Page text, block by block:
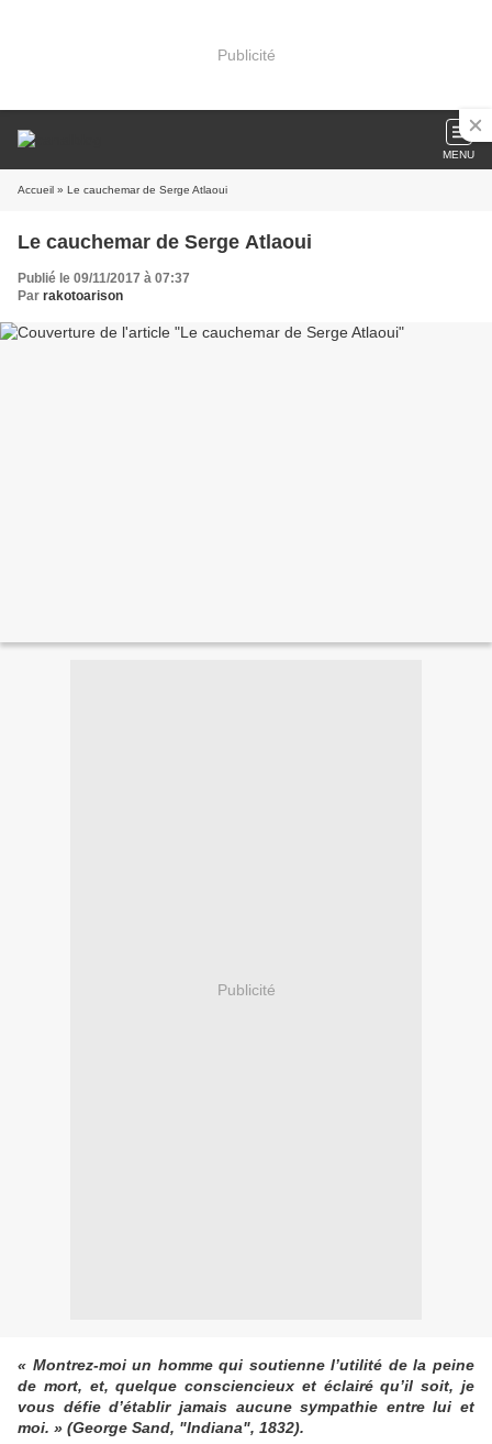
Publicité
MENU
Accueil » Le cauchemar de Serge Atlaoui
Le cauchemar de Serge Atlaoui
Publié le 09/11/2017 à 07:37
Par rakotoarison
Publicité
« Montrez-moi un homme qui soutienne l’utilité de la peine
de mort, et, quelque consciencieux et éclairé qu’il soit, je
vous défie d’établir jamais aucune sympathie entre lui et
moi. » (George Sand, "Indiana", 1832).